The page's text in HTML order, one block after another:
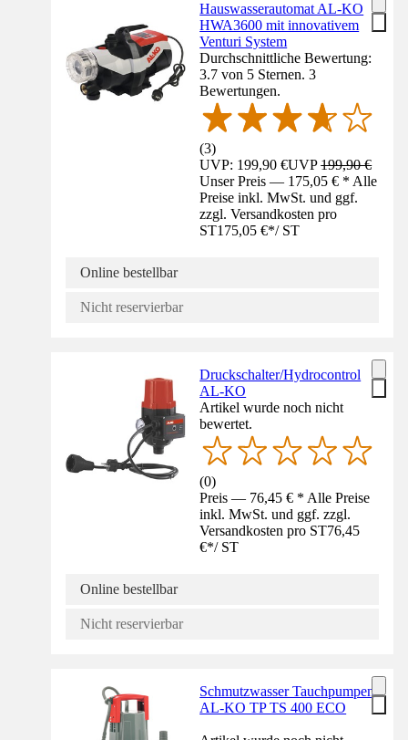
Hauswasserautomat AL-KO
HWA3600 mit innovativem
Venturi System
Durchschnittliche Bewertung:
3.7 von 5 Sternen. 3
Bewertungen.
(3)
UVP: 199,90 €UVP199,90 €
Unser Preis — 175,05 € * Alle
Preise inkl. MwSt. und ggf.
zzgl. Versandkosten pro
ST175,05 €*/ ST
Online bestellbar
Nicht reservierbar
Druckschalter/Hydrocontrol
AL-KO
Artikel wurde noch nicht
bewertet.
(0)
Preis — 76,45 € * Alle Preise
inkl. MwSt. und ggf. zzgl.
Versandkosten pro ST76,45
€*/ ST
Online bestellbar
Nicht reservierbar
Schmutzwasser Tauchpumpen
AL-KO TP TS 400 ECO